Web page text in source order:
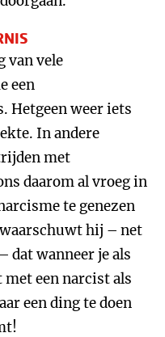
van vele
een
Hetgeen weer iets
In andere
met
daarom al vroeg in
te genezen
hij – net
dat wanneer je als
een narcist als
een ding te doen